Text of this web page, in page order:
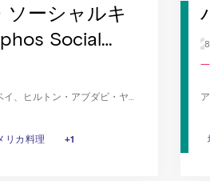
ソーシャルキ
Social
、ヒルトン・アブダビ・ヤス
リカ料理 朝食
リカ料理 +1